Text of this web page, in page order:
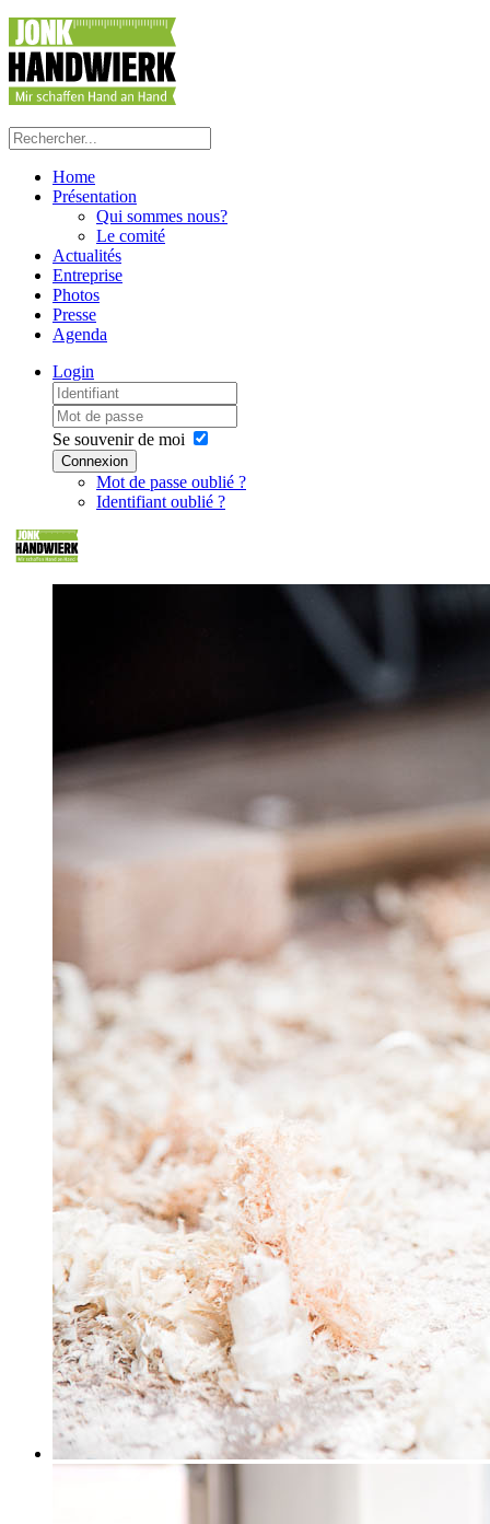
Home
Présentation
Qui sommes nous?
Le comité
Actualités
Entreprise
Photos
Presse
Agenda
Login
Se souvenir de moi
Connexion
Mot de passe oublié ?
Identifiant oublié ?